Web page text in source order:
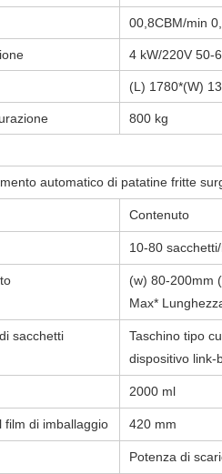
00,8CBM/min
4 kW/220V 50-
(L) 1780*(W)
800 kg
automatico di patatine fritte
Contenuto
10-80
(w) 80-200mm
Max*
sacchetti
Taschino tipo
dispositivo link-
2000 ml
film di imballaggio 420 mm
Potenza di